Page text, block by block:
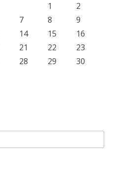
1
2
7 8
9
14 15
16
21 22
23
28 29
30